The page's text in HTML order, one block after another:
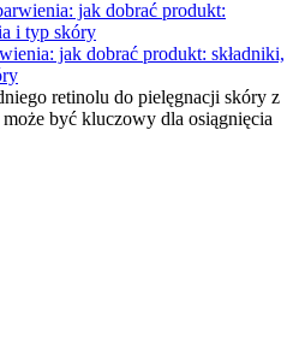
jak dobrać produkt: składniki,
retinolu do pielęgnacji skóry z
być kluczowy dla osiągnięcia